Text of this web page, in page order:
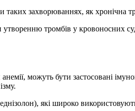
захворюваннях, як хронічна
тромбів у кровоносних
можуть бути застосовані
які широко